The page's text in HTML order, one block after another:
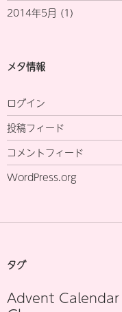
2014年5月 (1)
メタ情報
ログイン
投稿フィード
コメントフィード
WordPress.org
タグ
Advent Calendar